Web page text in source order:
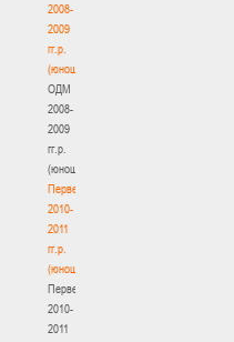
2008-
2009
гг.р.
(юноши)
ОДМ
2008-
2009
гг.р.
(юноши)
Первенство
2010-
2011
гг.р.
(юноши)
Первенство
2010-
2011